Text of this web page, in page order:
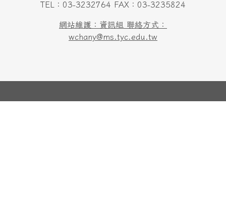
TEL：03-3232764 FAX：03-3235824
網站維護：資訊組 聯絡方式：
wchany@ms.tyc.edu.tw